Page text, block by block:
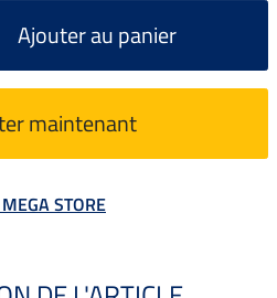
Ajouter au panier
maintenant
STORE